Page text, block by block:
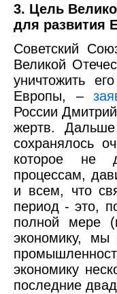
3. Цель
для развития
Советский
Великой
уничтожить
Европы, –
России
жертв.
сохранялось
которое не
процессам,
и всем, что
период - это,
полной мере
экономику, мы
экономику
последние